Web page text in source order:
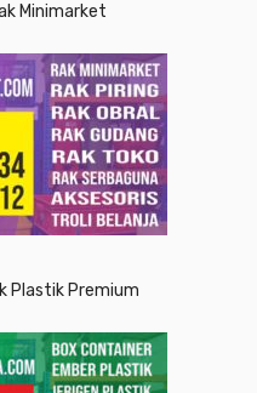
Minimarket
Plastik Premium